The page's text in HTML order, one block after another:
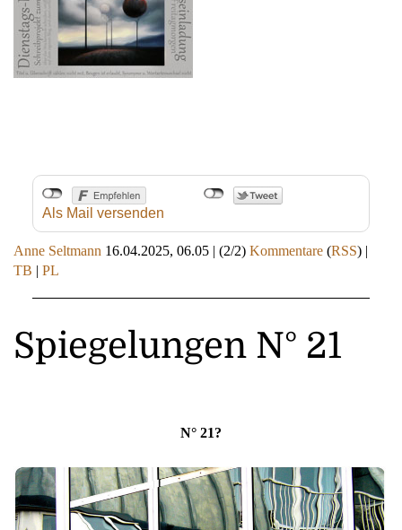
Als Mail versenden
Anne Seltmann 16.04.2025, 06.05 | (2/2) Kommentare (RSS) |
TB | PL
Spiegelungen N° 21
N° 21?